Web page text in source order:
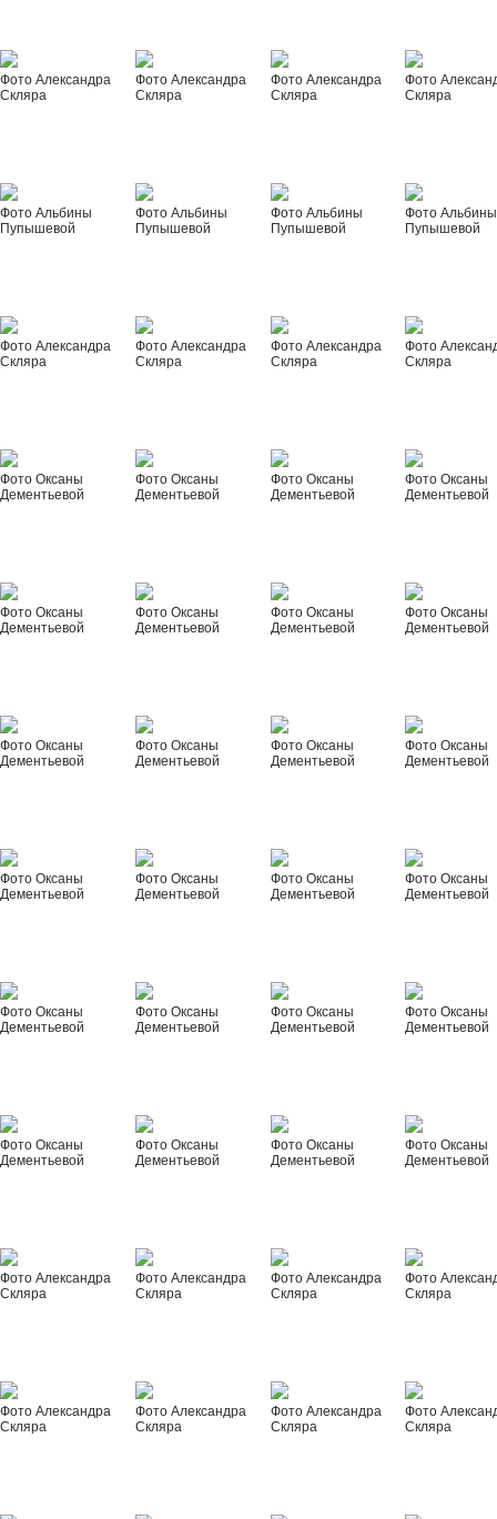
Фото Александра
Скляра
Фото Александра
Скляра
Фото Александра
Скляра
Фото
Скляра
Фото Альбины
Пупышевой
Фото Альбины
Пупышевой
Фото Альбины
Пупышевой
Фото Альбины
Пупышевой
Фото Александра
Скляра
Фото Александра
Скляра
Фото Александра
Скляра
Фото
Скляра
Фото Оксаны
Дементьевой
Фото Оксаны
Дементьевой
Фото Оксаны
Дементьевой
Фото Оксаны
Дементьевой
Фото Оксаны
Дементьевой
Фото Оксаны
Дементьевой
Фото Оксаны
Дементьевой
Фото Оксаны
Дементьевой
Фото Оксаны
Дементьевой
Фото Оксаны
Дементьевой
Фото Оксаны
Дементьевой
Фото Оксаны
Дементьевой
Фото Оксаны
Дементьевой
Фото Оксаны
Дементьевой
Фото Оксаны
Дементьевой
Фото Оксаны
Дементьевой
Фото Оксаны
Дементьевой
Фото Оксаны
Дементьевой
Фото Оксаны
Дементьевой
Фото Оксаны
Дементьевой
Фото Оксаны
Дементьевой
Фото Оксаны
Дементьевой
Фото Оксаны
Дементьевой
Фото Оксаны
Дементьевой
Фото Александра
Скляра
Фото Александра
Скляра
Фото Александра
Скляра
Фото
Скляра
Фото Александра
Скляра
Фото Александра
Скляра
Фото Александра
Скляра
Фото
Скляра